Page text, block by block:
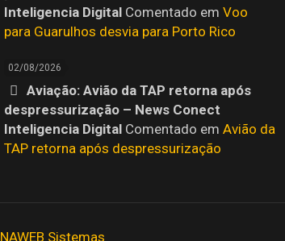
Inteligencia DigitalComentado em Voo
para Guarulhos desvia para Porto Rico
02/08/2026
Aviação: Avião da TAP retorna após
despressurização – News Conect
Inteligencia DigitalComentado em Avião da
TAP retorna após despressurização
NAWEB Sistemas